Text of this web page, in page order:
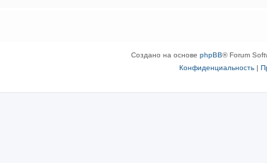
Создано на основе phpBB® Forum
Конфиденциальность|